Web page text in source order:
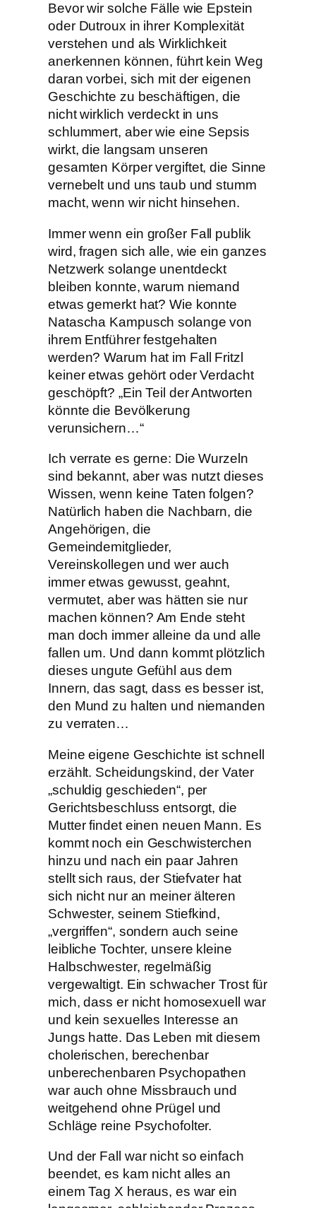
Bevor wir solche Fälle wie Epstein
oder Dutroux in ihrer Komplexität
verstehen und als Wirklichkeit
anerkennen können, führt kein Weg
daran vorbei, sich mit der eigenen
Geschichte zu beschäftigen, die
nicht wirklich verdeckt in uns
schlummert, aber wie eine Sepsis
wirkt, die langsam unseren
gesamten Körper vergiftet, die Sinne
vernebelt und uns taub und stumm
macht, wenn wir nicht hinsehen.
Immer wenn ein großer Fall publik
wird, fragen sich alle, wie ein ganzes
Netzwerk solange unentdeckt
bleiben konnte, warum niemand
etwas gemerkt hat? Wie konnte
Natascha Kampusch solange von
ihrem Entführer festgehalten
werden? Warum hat im Fall Fritzl
keiner etwas gehört oder Verdacht
geschöpft? „Ein Teil der Antworten
könnte die Bevölkerung
verunsichern…“
Ich verrate es gerne: Die Wurzeln
sind bekannt, aber was nutzt dieses
Wissen, wenn keine Taten folgen?
Natürlich haben die Nachbarn, die
Angehörigen, die
Gemeindemitglieder,
Vereinskollegen und wer auch
immer etwas gewusst, geahnt,
vermutet, aber was hätten sie nur
machen können? Am Ende steht
man doch immer alleine da und alle
fallen um. Und dann kommt plötzlich
dieses ungute Gefühl aus dem
Innern, das sagt, dass es besser ist,
den Mund zu halten und niemanden
zu verraten…
Meine eigene Geschichte ist schnell
erzählt. Scheidungskind, der Vater
„schuldig geschieden“, per
Gerichtsbeschluss entsorgt, die
Mutter findet einen neuen Mann. Es
kommt noch ein Geschwisterchen
hinzu und nach ein paar Jahren
stellt sich raus, der Stiefvater hat
sich nicht nur an meiner älteren
Schwester, seinem Stiefkind,
„vergriffen“, sondern auch seine
leibliche Tochter, unsere kleine
Halbschwester, regelmäßig
vergewaltigt. Ein schwacher Trost für
mich, dass er nicht homosexuell war
und kein sexuelles Interesse an
Jungs hatte. Das Leben mit diesem
cholerischen, berechenbar
unberechenbaren Psychopathen
war auch ohne Missbrauch und
weitgehend ohne Prügel und
Schläge reine Psychofolter.
Und der Fall war nicht so einfach
beendet, es kam nicht alles an
einem Tag X heraus, es war ein